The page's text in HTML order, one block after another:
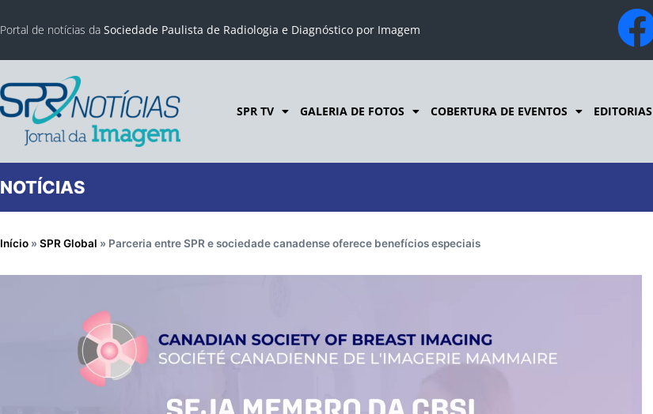
Portal de notícias da Sociedade Paulista de Radiologia e Diagnóstico por Imagem
SPR TV GALERIA DE FOTOS COBERTURA DE EVENTOS EDITORIAS
NOTÍCIAS
Início » SPR Global » Parceria entre SPR e sociedade canadense oferece benefícios especiais